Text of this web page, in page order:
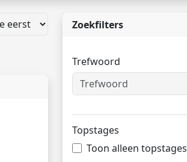
Zoekfilters
Trefwoord
Topstages
Toon alleen topstages